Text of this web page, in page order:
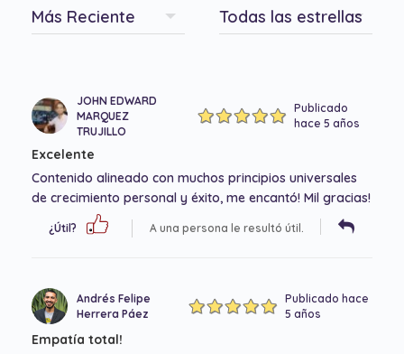
JOHN EDWARD
MARQUEZ
TRUJILLO
Publicado
hace 5 años
Excelente
Contenido alineado con muchos principios universales
de crecimiento personal y éxito, me encantó! Mil gracias!
¿Útil? A una persona le resultó útil.
Andrés Felipe
Herrera Páez
Publicado hace
5 años
Empatía total!